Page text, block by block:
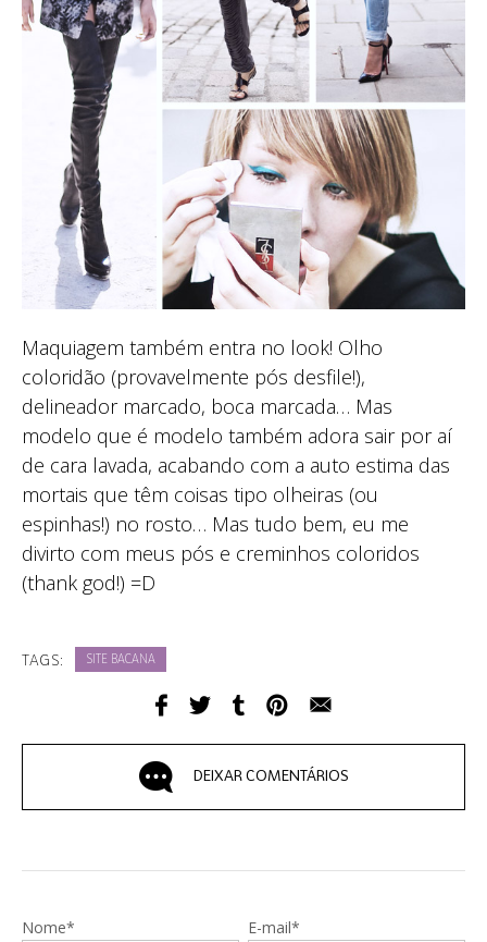
Maquiagem também entra no look! Olho
coloridão (provavelmente pós desfile!),
delineador marcado, boca marcada… Mas
modelo que é modelo também adora sair por aí
de cara lavada, acabando com a auto estima das
mortais que têm coisas tipo olheiras (ou
espinhas!) no rosto… Mas tudo bem, eu me
divirto com meus pós e creminhos coloridos
(thank god!) =D
TAGS: SITE BACANA
DEIXAR COMENTÁRIOS
Nome* E-mail*